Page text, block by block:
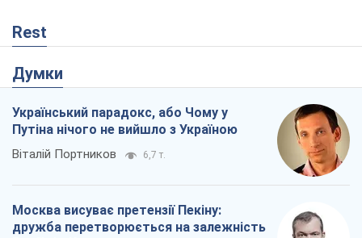
Rest
Думки
Український парадокс, або Чому у
Путіна нічого не вийшло з Україною
Віталій Портников 6,7 т.
Москва висуває претензії Пекіну:
дружба перетворюється на залежність